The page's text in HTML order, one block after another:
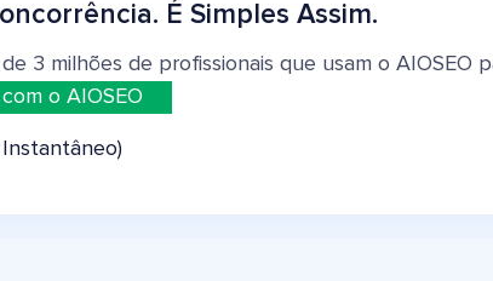
É Simples Assim.
3 milhões de profissionais que usam o AIOSEO
o AIOSEO